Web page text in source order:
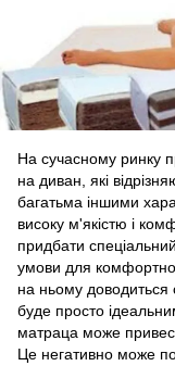
На сучасному ринку
на диван, які
багатьма іншими
високу м'якістю і
придбати
умови для
на ньому доводиться
буде просто
матраца може
Це негативно може